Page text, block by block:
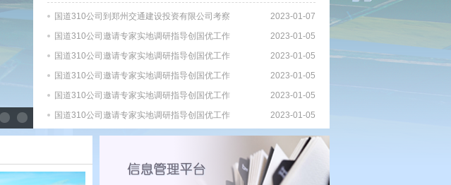
国道310公司到郑州交通建设投资有限公司考察
学习
2023-01-07
国道310公司邀请专家实地调研指导创国优工作
2023-01-05
国道310公司邀请专家实地调研指导创国优工作
2023-01-05
国道310公司邀请专家实地调研指导创国优工作
2023-01-05
国道310公司邀请专家实地调研指导创国优工作
2023-01-05
国道310公司邀请专家实地调研指导创国优工作
2023-01-05
国道310公司邀请专家实地调研指导创国优工作
2023-01-05
2023-01-05